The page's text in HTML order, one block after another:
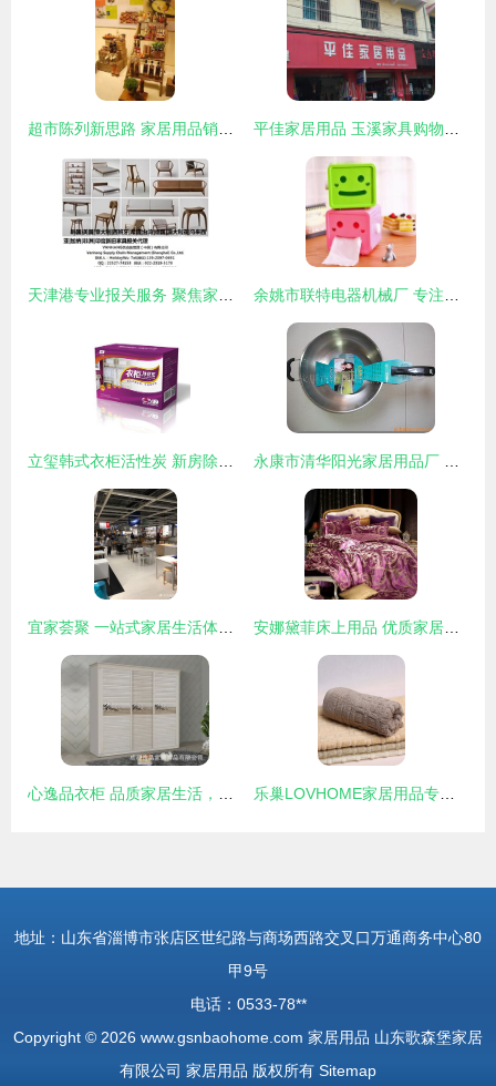
地址：山东省淄博市张店区世纪路与商场西路交叉口万通商务中心80
甲9号
电话：0533-78**
Copyright © 2026 www.gsnbaohome.com 家居用品 山东歌森堡家居
有限公司 家居用品 版权所有 Sitemap